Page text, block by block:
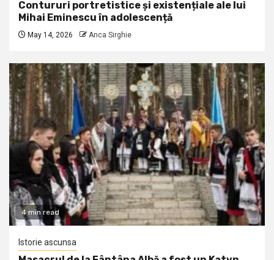
Contururi portretistice și existențiale ale lui
Mihai Eminescu în adolescență
May 14, 2026 Anca Sirghie
4 min read
Istorie ascunsa